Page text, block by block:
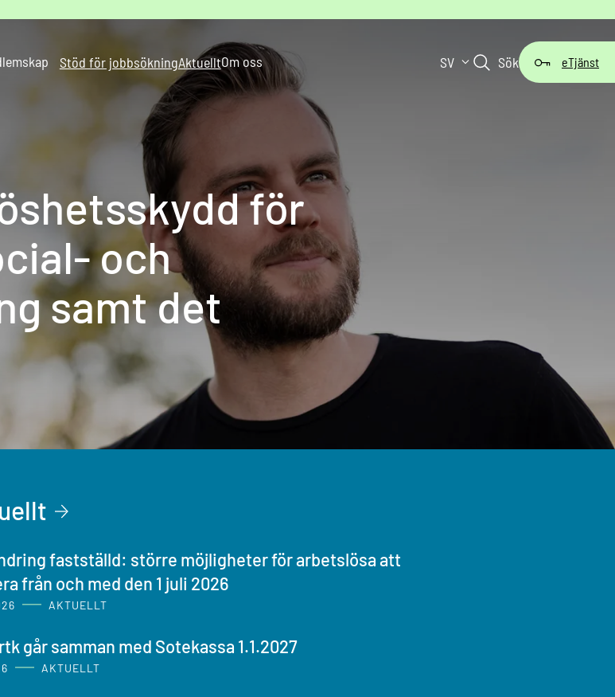
Stöd för jobbsökningAktuelltOm oss SV Sök eTjänst
för
och
samt det
fastställd: större möjligheter för arbetslösa att
från och med den 1 juli 2026
AKTUELLT
går samman med Sotekassa 1.1.2027
AKTUELLT